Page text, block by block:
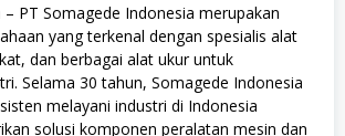
PT Somagede Indonesia merupakan
yang terkenal dengan spesialis alat
dan berbagai alat ukur untuk
Selama 30 tahun, Somagede Indonesia
melayani industri di Indonesia
solusi komponen peralatan mesin dan